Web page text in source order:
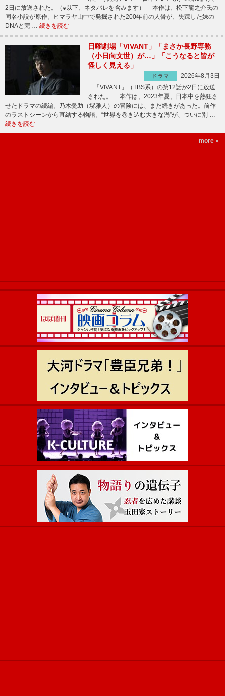
2日に放送された。（※以下、ネタバレを含みます） 本作は、松下龍之介氏の
同名小説が原作。ヒマラヤ山中で発掘された200年前の人骨が、失踪した妹の
DNAと完 … 続きを読む
日曜劇場「VIVANT」「まさか長野専務
（小日向文世）が…」「こうなると皆が
怪しく見える」
ドラマ
2026年8月3日
「VIVANT」（TBS系）の第12話が2日に放送
された。 本作は、2023年夏、日本中を熱狂さ
せたドラマの続編。乃木憂助（堺雅人）の冒険には、まだ続きがあった。前作
のラストシーンから直結する物語。“世界を巻き込む大きな渦”が、ついに別 …
続きを読む
more »